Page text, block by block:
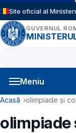
Sari la conținutul
Site oficial al
GUVERNUL
Caută
Meniu
Navigație
Cale de
Acasă olimpiade și
olimpiade